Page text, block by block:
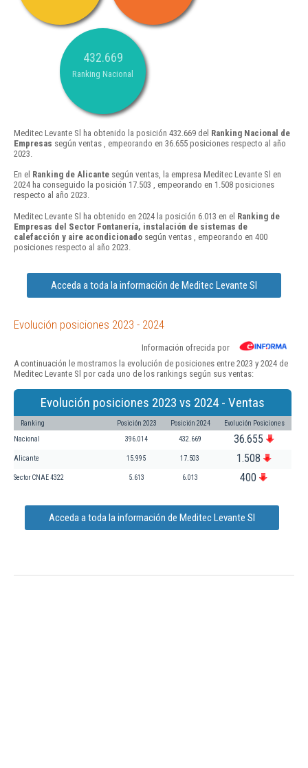
432.669
Ranking Nacional
Meditec Levante Sl ha obtenido la posición 432.669 del Ranking Nacional de
Empresas según ventas , empeorando en 36.655 posiciones respecto al año
2023.
En el Ranking de Alicante según ventas, la empresa Meditec Levante Sl en
2024 ha conseguido la posición 17.503 , empeorando en 1.508 posiciones
respecto al año 2023.
Meditec Levante Sl ha obtenido en 2024 la posición 6.013 en el Ranking de
Empresas del Sector Fontanería, instalación de sistemas de
calefacción y aire acondicionado según ventas , empeorando en 400
posiciones respecto al año 2023.
Acceda a toda la información de Meditec Levante Sl
Evolución posiciones 2023 - 2024
Información ofrecida por
A continuación le mostramos la evolución de posiciones entre 2023 y 2024 de
Meditec Levante Sl por cada uno de los rankings según sus ventas:
Evolución posiciones 2023 vs 2024 - Ventas
Ranking Posición 2023 Posición 2024 Evolución Posiciones
Nacional 396.014 432.669 36.655
Alicante 15.995 17.503 1.508
Sector CNAE 4322 5.613 6.013 400
Acceda a toda la información de Meditec Levante Sl